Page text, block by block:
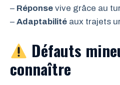
– Réponse vive grâce au
– Adaptabilité aux trajets
Défauts
connaître